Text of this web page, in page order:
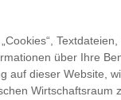
über Ihre
auf dieser Website,
Wirtschaftsraum